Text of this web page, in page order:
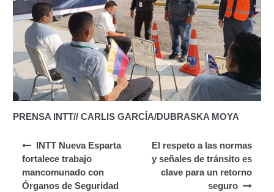
Registro Original de Licencia para Conducir
Segundo Grado (2°) – (Mayores de 16 años).
Registro Original de Licencia para Conducir Tercer
Grado (3°) – (Mayores de 16 y menores de 18 años).
Registro Original de Licencia para Conducir Tercer
Automatizado).
Licencia para Conducir – Servicio Frecuente
PRENSA INTT// CARLIS GARCÍA/DUBRASKA MOYA
INTT Nueva Esparta
fortalece trabajo
mancomunado con
Órganos de Seguridad
El respeto a las normas
y señales de tránsito es
clave para un retorno
seguro